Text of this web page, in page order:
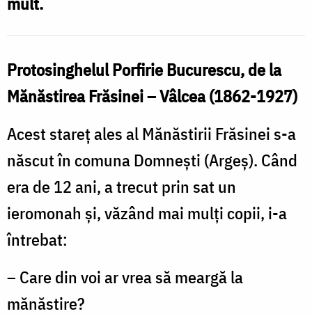
Zamfirescu
Protosinghelul Porfirie Bucurescu, de la
Mănăstirea Frăsinei – Vâlcea (1862-1927)
Acest stareţ ales al Mănăstirii Frăsinei s-a
născut în comuna Domneşti (Argeş). Când
era de 12 ani, a trecut prin sat un
ieromonah şi, văzând mai mulţi copii, i-a
întrebat:
– Care din voi ar vrea să meargă la
mănăstire?